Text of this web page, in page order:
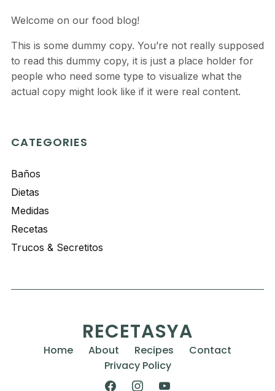
Welcome on our food blog!
This is some dummy copy. You’re not really supposed
to read this dummy copy, it is just a place holder for
people who need some type to visualize what the
actual copy might look like if it were real content.
CATEGORIES
Baños
Dietas
Medidas
Recetas
Trucos & Secretitos
RECETASYA
Home About Recipes
Contact
Privacy Policy